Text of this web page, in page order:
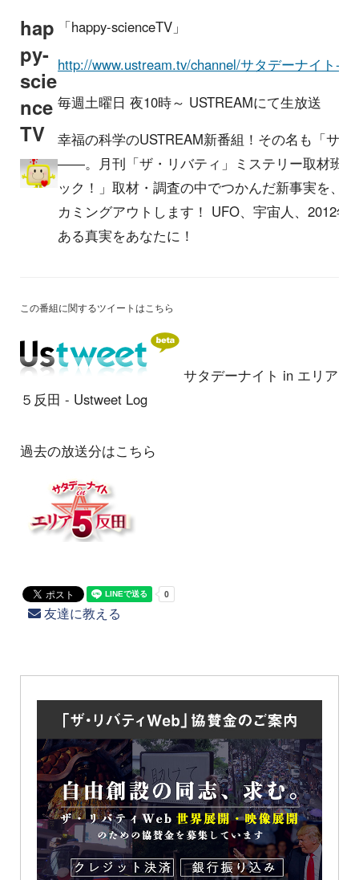
hap
py-
scie
nce
TV
「happy-scienceTV」
http://www.ustream.tv/channel/サタデーナイト-
毎週土曜日 夜10時～ USTREAMにて生放送
幸福の科学のUSTREAM新番組！その名も「サ
――。月刊「ザ・リバティ」ミステリー取材班
ック！」取材・調査の中でつかんだ新事実を、
カミングアウトします！ UFO、宇宙人、2012
ある真実をあなたに！
この番組に関するツイートはこちら
サタデーナイト in エリア
５反田 - Ustweet Log
過去の放送分はこちら
友達に教える